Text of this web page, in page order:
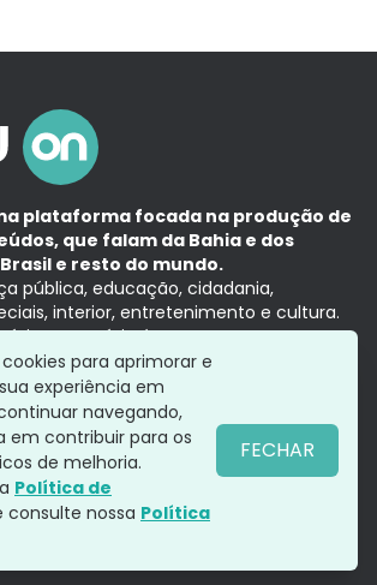
plataforma focada na produção de
que falam da Bahia e dos
e resto do mundo.
pública, educação, cidadania,
interior, entretenimento e cultura.
e a notícia é no tempo presente,
do Grupo Aratu.
de privacidade
para aprimorar e
experiência em
navegando,
em contribuir para os
de melhoria.
Política de
consulte nossa Política
FECHAR